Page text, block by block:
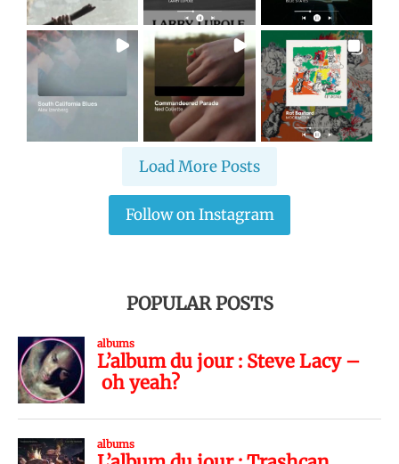
Load More Posts
Follow on Instagram
POPULAR POSTS